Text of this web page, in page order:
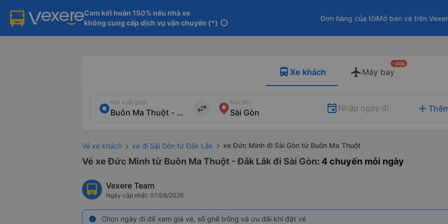
Cam kết hoàn 150% nếu nhà xe
không cung cấp dịch vụ vận chuyển (*) info
Đơn hàng của tôiMở bán vé trên
Xe khách Máy bay
-30k
Nơi xuất phát
import_export
Nơi đến
Nhập ngày đi add
Vé xe khách xe đi Sài Gòn từ Đắk Lắk xe Đức Minh đi Sài Gòn từ Buôn Ma Thuột
Vé xe Đức Minh từ Buôn Ma Thuột - Đắk Lắk đi Sài Gòn: 4 chuyến mỗi ngày
Vexere Team
Ngày cập nhật: 07/08/2026
info Chọn ngày đi để xem giá vé, số ghế trống và ưu đãi khi đặt vé